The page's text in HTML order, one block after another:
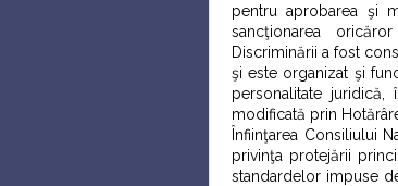
pentru aprobarea şi
sancţionarea
Discriminării a fost
şi este organizat şi
personalitate juridică,
modificată prin
Înfiinţarea Consiliului
privinţa protejării
standardelor impuse